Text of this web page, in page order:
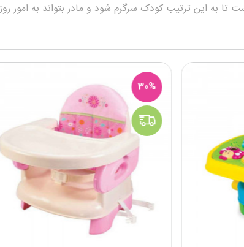
به این ترتیب کودک سرگرم شود و مادر بتواند به امور
30%